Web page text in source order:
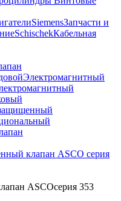
SiemensЗапчасти и
SchischekКабельная
Электромагнитный
клапан ASCO серия
ASCOсерия 353